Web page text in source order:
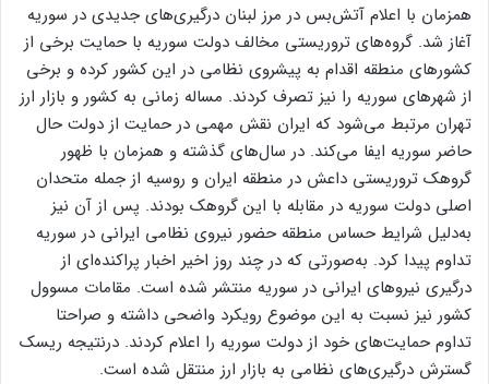
همزمان با اعلام آتش‌بس در مرز لبنان درگیری‌های جدیدی در سوریه
آغاز شد. گروه‌های تروریستی مخالف دولت سوریه با حمایت برخی از
کشور‌های منطقه اقدام به پیشروی نظامی در این کشور کرده و برخی
از شهر‌های سوریه را نیز تصرف کردند. مساله زمانی به کشور و بازار ارز
تهران مرتبط می‌شود که ایران نقش مهمی در حمایت از دولت حال
حاضر سوریه ایفا می‌کند. در سال‌های گذشته و همزمان با ظهور
گروهک‌ تروریستی داعش در منطقه ایران و روسیه از جمله متحدان
اصلی دولت سوریه در مقابله با این گروهک بودند. پس از آن نیز
به‌دلیل شرایط حساس منطقه حضور نیروی نظامی ایرانی در سوریه
تداوم پیدا کرد. به‌صورتی که در چند روز اخیر اخبار پراکنده‌ای از
درگیری نیرو‌های ایرانی در سوریه منتشر شده است. مقامات مسوول
کشور نیز نسبت به این موضوع رویکرد واضحی داشته و صراحتا
تداوم حمایت‌های خود از دولت سوریه را اعلام کردند. درنتیجه ریسک
گسترش درگیری‌های نظامی به بازار ارز منتقل شده است.